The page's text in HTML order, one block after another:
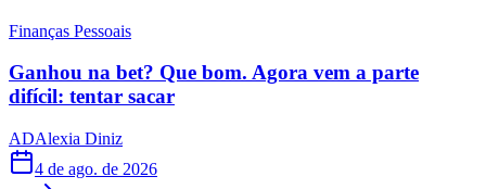
Finanças Pessoais
Ganhou na bet? Que bom. Agora vem a parte
difícil: tentar sacar
ADAlexia Diniz
4 de ago. de 2026